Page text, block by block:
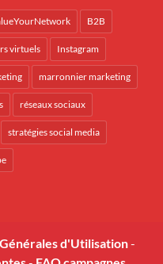
B2B
virtuels Instagram
marronnier marketing
réseaux sociaux
stratégies social media
d'Utilisation-